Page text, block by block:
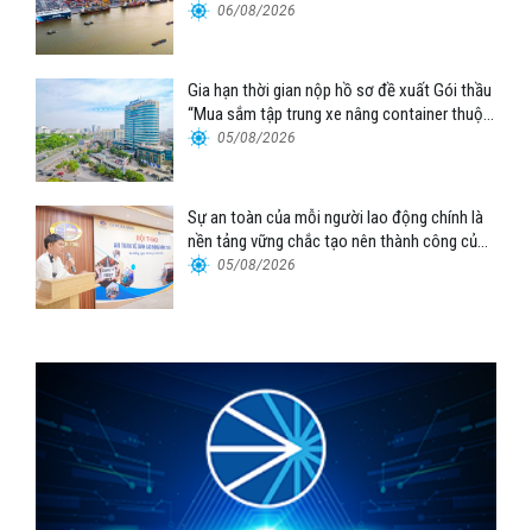
06/08/2026
Gia hạn thời gian nộp hồ sơ đề xuất Gói thầu
“Mua sắm tập trung xe nâng container thuộc
Tổng công ty Hàng hải Việt Nam – CTCP”
05/08/2026
Sự an toàn của mỗi người lao động chính là
nền tảng vững chắc tạo nên thành công của
Cảng Đà Nẵng
05/08/2026